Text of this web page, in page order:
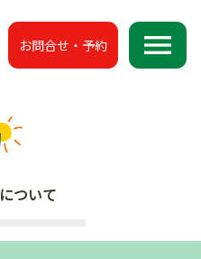
お問合せ・予約 menu
について